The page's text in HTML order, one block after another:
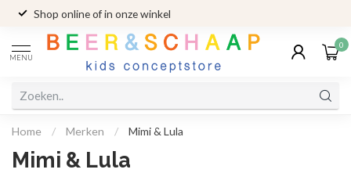
Shop online of in onze winkel
MENU
0
Home / Merken / Mimi & Lula
Mimi & Lula